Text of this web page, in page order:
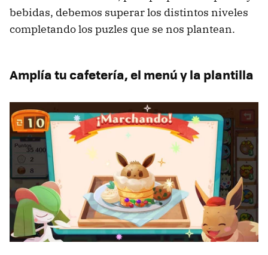
bebidas, debemos superar los distintos niveles
completando los puzles que se nos plantean.
Amplía tu cafetería, el menú y la plantilla